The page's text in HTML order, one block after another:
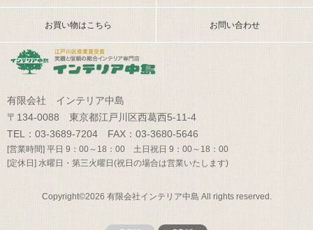
お買い物はこちら お問い合わせ
有限会社 インテリア中島
〒134-0088 東京都江戸川区西葛西5-11-4
TEL：03-3689-7204 FAX：03-3680-5646
[営業時間] 平日 9：00～18：00 土日祝日 9：00～18：00
[定休日] 水曜日・第三火曜日(祝日の場合は営業いたします)
Copyright©2026 有限会社インテリア中島 All rights reserved.